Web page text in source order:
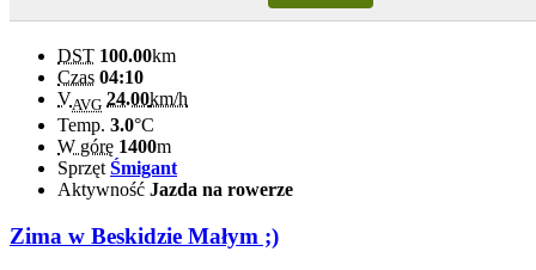
DST 100.00km
Czas 04:10
VAVG 24.00km/h
Temp. 3.0°C
W górę 1400m
Sprzęt Śmigant
Aktywność Jazda na rowerze
Zima w Beskidzie Małym ;)